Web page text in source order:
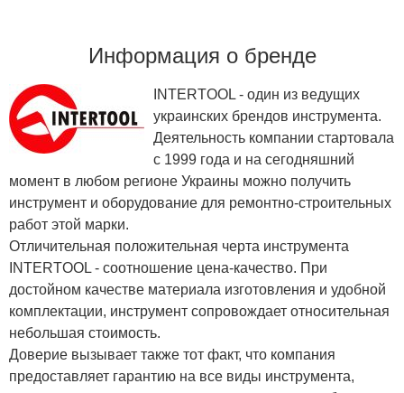
Информация о бренде
INTERTOOL - один из ведущих
украинских брендов инструмента.
Деятельность компании стартовала
с 1999 года и на сегодняшний
момент в любом регионе Украины можно получить
инструмент и оборудование для ремонтно-строительных
работ этой марки.
Отличительная положительная черта инструмента
INTERTOOL - соотношение цена-качество. При
достойном качестве материала изготовления и удобной
комплектации, инструмент сопровождает относительная
небольшая стоимость.
Доверие вызывает также тот факт, что компания
предоставляет гарантию на все виды инструмента,